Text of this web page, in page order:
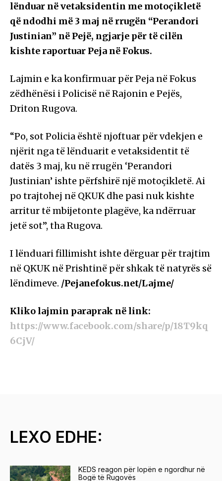
lënduar në vetaksidentin me motoçikletë
që ndodhi më 3 maj në rrugën “Perandori
Justinian” në Pejë, ngjarje për të cilën
kishte raportuar Peja në Fokus.
Lajmin e ka konfirmuar për Peja në Fokus
zëdhënësi i Policisë në Rajonin e Pejës,
Driton Rugova.
“Po, sot Policia është njoftuar për vdekjen e
njërit nga të lënduarit e vetaksidentit të
datës 3 maj, ku në rrugën ‘Perandori
Justinian’ ishte përfshirë një motoçikletë. Ai
po trajtohej në QKUK dhe pasi nuk kishte
arritur të mbijetonte plagëve, ka ndërruar
jetë sot”, tha Rugova.
I lënduari fillimisht ishte dërguar për trajtim
në QKUK në Prishtinë për shkak të natyrës së
lëndimeve. /Pejanefokus.net/Lajme/
Kliko lajmin paraprak në link:
https://www.facebook.com/share/p/18T9kq
6CjV/
LEXO EDHE:
KEDS reagon për lopën e ngordhur në
Bogë të Rugovës